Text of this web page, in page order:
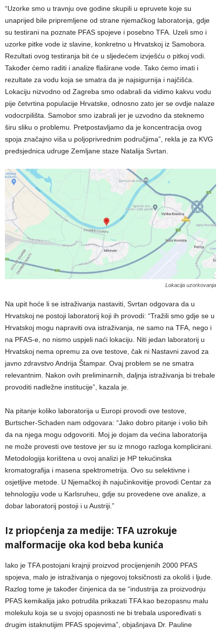
“Uzorke smo u travnju ove godine skupili u epruvete koje su
unaprijed bile pripremljene od strane njemačkog laboratorija, gdje
su testirani na poznate PFAS spojeve i posebno TFA. Uzeli smo i
uzorke pitke vode iz slavine, konkretno u Hrvatskoj iz Samobora.
Rezultati ovog testiranja bit će u sljedećem izvješću o pitkoj vodi.
Također ćemo raditi i analize flaširane vode. Tako ćemo imati i
rezultate za vodu koja se smatra da je najsigurnija i najčišća.
Lokaciju nizvodno od Zagreba smo odabrali da vidimo kakvu vodu
pije četvrtina populacije Hrvatske, odnosno zato jer se ovdje nalaze
vodocrpilišta. Samobor smo izabrali jer je uzvodno da steknemo
širu sliku o problemu. Pretpostavljamo da je koncentracija ovog
spoja značajno viša u poljoprivrednim područjima”, rekla je za KVG
predsjednica udruge Zemljane staze Natalija Svrtan.
Lokacija uzorkovanja
Na upit hoće li se istraživanja nastaviti, Svrtan odgovara da u
Hrvatskoj ne postoji laboratorij koji ih provodi: “Tražili smo gdje se u
Hrvatskoj mogu napraviti ova istraživanja, ne samo na TFA, nego i
na PFAS-e, no nismo uspjeli naći lokaciju. Niti jedan laboratorij u
Hrvatskoj nema opremu za ove testove, čak ni Nastavni zavod za
javno zdravstvo Andrija Štampar. Ovaj problem se ne smatra
relevantnim. Nakon ovih preliminarnih, daljnja istraživanja bi trebale
provoditi nadležne institucije”, kazala je.
Na pitanje koliko laboratorija u Europi provodi ove testove,
Burtscher-Schaden nam odgovara: “Jako dobro pitanje i volio bih
da na njega mogu odgovoriti. Moj je dojam da većina laboratorija
ne može provesti ove testove jer su iz mnogo razloga komplicirani.
Metodologija korištena u ovoj analizi je HP tekućinska
kromatografija i masena spektrometrija. Ovo su selektivne i
osjetljive metode. U Njemačkoj ih najučinkovitije provodi Centar za
tehnologiju vode u Karlsruheu, gdje su provedene ove analize, a
dobar laboratorij postoji i u Austriji.”
Iz priopćenja za medije: TFA uzrokuje
malformacije oka kod beba kunića
Iako je TFA postojani krajnji proizvod procijenjenih 2000 PFAS
spojeva, malo je istraživanja o njegovoj toksičnosti za okoliš i ljude.
Razlog tome je također činjenica da se “industrija za proizvodnju
PFAS kemikalija jako potrudila prikazati TFA kao bezopasnu malu
molekulu koja se u svojoj opasnosti ne bi trebala uspoređivati s
drugim istaknutijim PFAS spojevima”, objašnjava Dr. Pauline